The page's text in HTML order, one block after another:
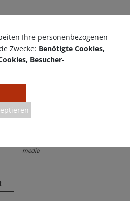
| 09:41 Uhr
media
Ihre personenbezogenen
Zwecke: Benötigte Cookies,
Besucher-